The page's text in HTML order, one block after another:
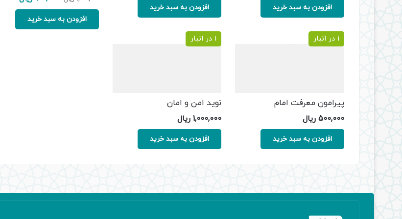
افزودن به سبد خرید افزودن به سبد خرید
اصلی:
1,000,000 ریال
بود.
فعلی:
افزودن به سبد خرید
1 در انبار
پیرامون معرفت امام
500,000 ریال
افزودن به سبد خرید
1 در انبار
نوید امن و امان
1,000,000 ریال
افزودن به سبد خرید